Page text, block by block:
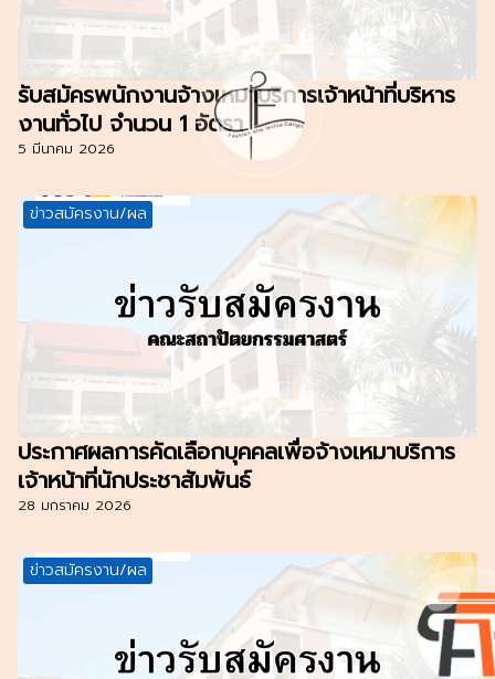
รับสมัครพนักงานจ้างเหมาบริการเจ้าหน้าที่บริหาร
งานทั่วไป จำนวน 1 อัตรา
5 มีนาคม 2026
ข่าวสมัครงาน/ผล
ประกาศผลการคัดเลือกบุคคลเพื่อจ้างเหมาบริการ
เจ้าหน้าที่นักประชาสัมพันธ์
28 มกราคม 2026
ข่าวสมัครงาน/ผล